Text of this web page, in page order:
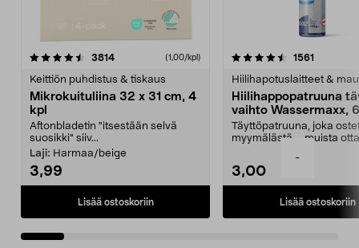
-
3814arvostelut (1,00/kpl)
Keittiön puhdistus & tiskaus
Mikrokuituliina 32 x 31 cm, 4
kpl
Aftonbladetin "itsestään selvä
suosikki" siiv...
Laji: Harmaa/beige
3,99
Lisää ostoskoriin
4.5viidestä
1561
Hiilihapotuslaitteet &
Hiilihappopatruuna
vaihto Wassermaxx,
Täyttöpatruuna, joka
myymälästä – muista
3,00
Lisää ostoskoriin
4.5viidestä